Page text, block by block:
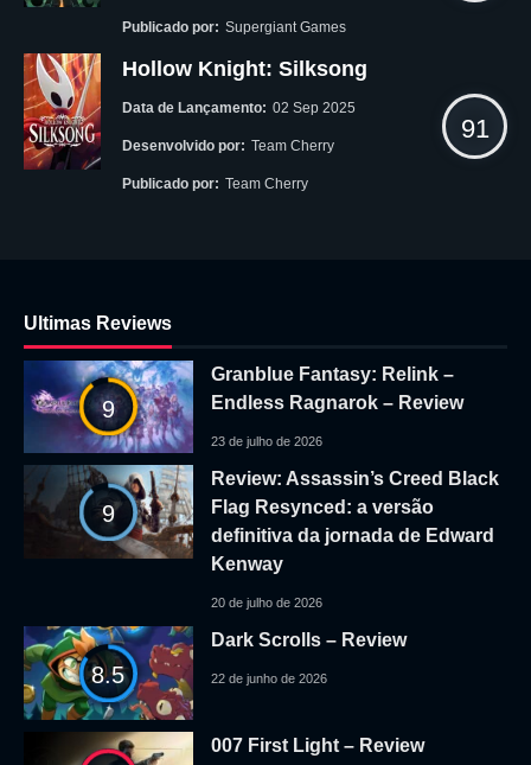
Publicado por: Supergiant Games
Hollow Knight: Silksong
Data de Lançamento: 02 Sep 2025
Desenvolvido por: Team Cherry
Publicado por: Team Cherry
91
Ultimas Reviews
9
Granblue Fantasy: Relink –
Endless Ragnarok – Review
23 de julho de 2026
9
Review: Assassin’s Creed Black
Flag Resynced: a versão
definitiva da jornada de Edward
Kenway
20 de julho de 2026
8.5
Dark Scrolls – Review
22 de junho de 2026
007 First Light – Review